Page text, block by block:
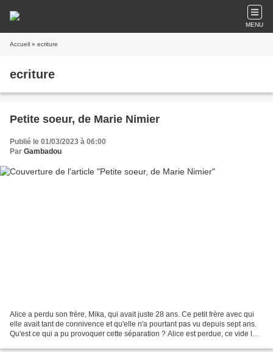
MENU
Accueil » ecriture
ecriture
Petite soeur, de Marie Nimier
Publié le 01/03/2023 à 06:00
Par Gambadou
Alice a perdu son frère, Mika, qui avait juste 28 ans. Ce petit frère avec qui
elle avait tant de connivence et qu'elle n'a pourtant pas vu depuis sept ans.
Qu'est ce qui a pu provoquer cette séparation ? Alice est perdue, ce vide la